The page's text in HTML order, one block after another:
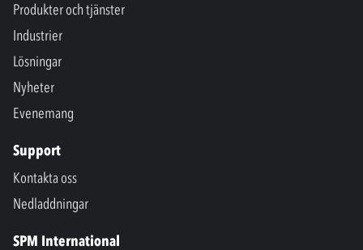
Produkter och tjänster
Industrier
Lösningar
Nyheter
Evenemang
Support
Kontakta oss
Nedladdningar
SPM International